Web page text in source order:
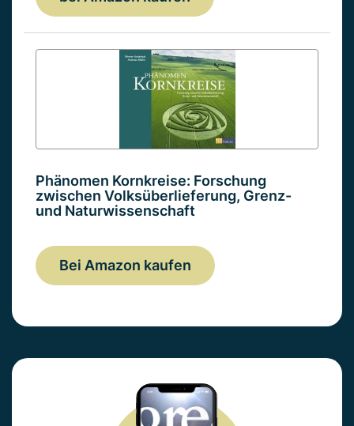
Phänomen Kornkreise: Forschung
zwischen Volksüberlieferung, Grenz-
und Naturwissenschaft
Bei Amazon kaufen